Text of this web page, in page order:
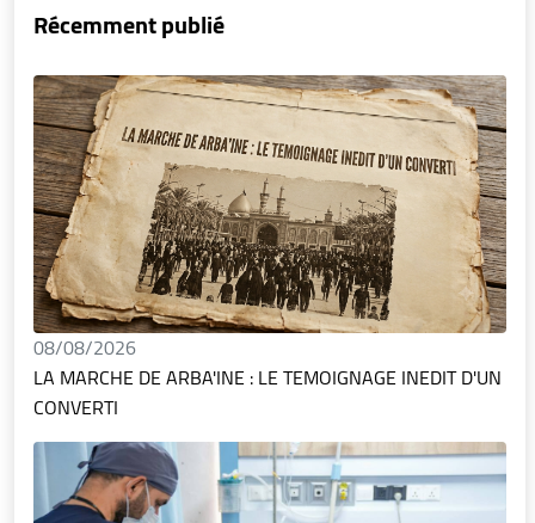
Récemment publié
08/08/2026
LA MARCHE DE ARBA'INE : LE TEMOIGNAGE INEDIT D'UN
CONVERTI